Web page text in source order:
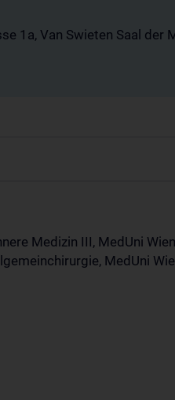
1a, Van Swieten Saal der
Medizin III, MedUni
MedUni